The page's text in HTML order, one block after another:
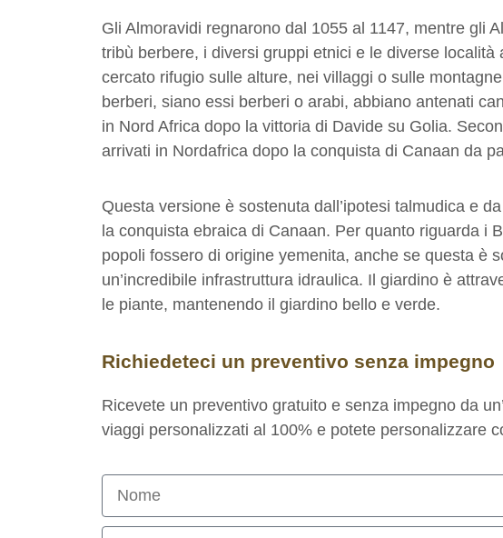
Gli Almoravidi regnarono dal 1055 al 1147, mentre gli
tribù berbere, i diversi gruppi etnici e le diverse
cercato rifugio sulle alture, nei villaggi o sulle
berberi, siano essi berberi o arabi, abbiano antenati
in Nord Africa dopo la vittoria di Davide su Golia.
arrivati in Nordafrica dopo la conquista di Canaan da
Questa versione è sostenuta dall’ipotesi talmudica e
la conquista ebraica di Canaan. Per quanto riguarda i
popoli fossero di origine yemenita, anche se questa è
un’incredibile infrastruttura idraulica. Il giardino è
le piante, mantenendo il giardino bello e verde.
Richiedeteci un preventivo senza impegno
Ricevete un preventivo gratuito e senza impegno da
viaggi personalizzati al 100% e potete personalizzare